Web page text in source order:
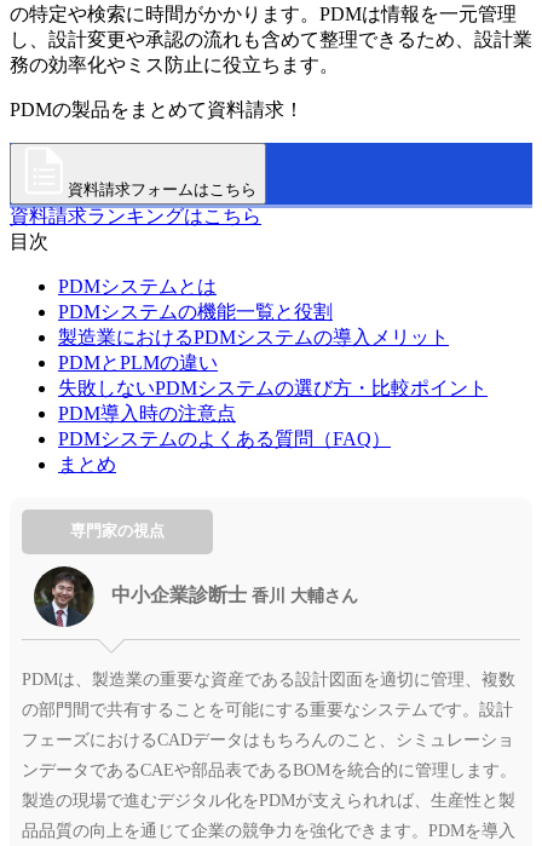
の特定や検索に時間がかかります。PDMは情報を一元管理
し、設計変更や承認の流れも含めて整理できるため、設計業
務の効率化やミス防止に役立ちます。
PDMの製品をまとめて資料請求！
資料請求フォームはこちら
資料請求ランキングはこちら
目次
PDMシステムとは
PDMシステムの機能一覧と役割
製造業におけるPDMシステムの導入メリット
PDMとPLMの違い
失敗しないPDMシステムの選び方・比較ポイント
PDM導入時の注意点
PDMシステムのよくある質問（FAQ）
まとめ
専門家の視点
中小企業診断士 香川 大輔さん
PDMは、製造業の重要な資産である設計図面を適切に管理、複数
の部門間で共有することを可能にする重要なシステムです。設計
フェーズにおけるCADデータはもちろんのこと、シミュレーショ
ンデータであるCAEや部品表であるBOMを統合的に管理します。
製造の現場で進むデジタル化をPDMが支えられれば、生産性と製
品品質の向上を通じて企業の競争力を強化できます。PDMを導入